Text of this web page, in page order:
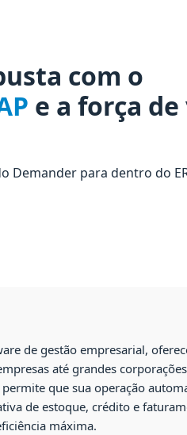
com o
e a força
Demander para dentro do
de gestão empresarial,
até grandes
que sua operação
de estoque, crédito e
máxima.